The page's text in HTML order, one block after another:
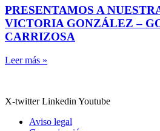
PRESENTAMOS A
VICTORIA GONZÁLEZ –
CARRIZOSA
Leer más »
X-twitter Linkedin Youtube
Aviso legal